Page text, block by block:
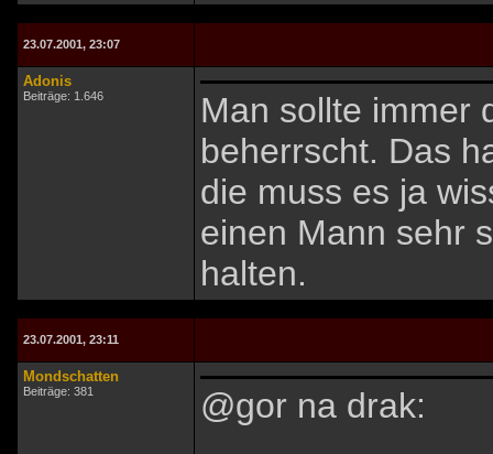
23.07.2001, 23:07
Adonis
Beiträge: 1.646
Man sollte immer
beherrscht. Das
die muss es ja
einen Mann sehr
halten.
23.07.2001, 23:11
Mondschatten
Beiträge: 381 @gor na drak: